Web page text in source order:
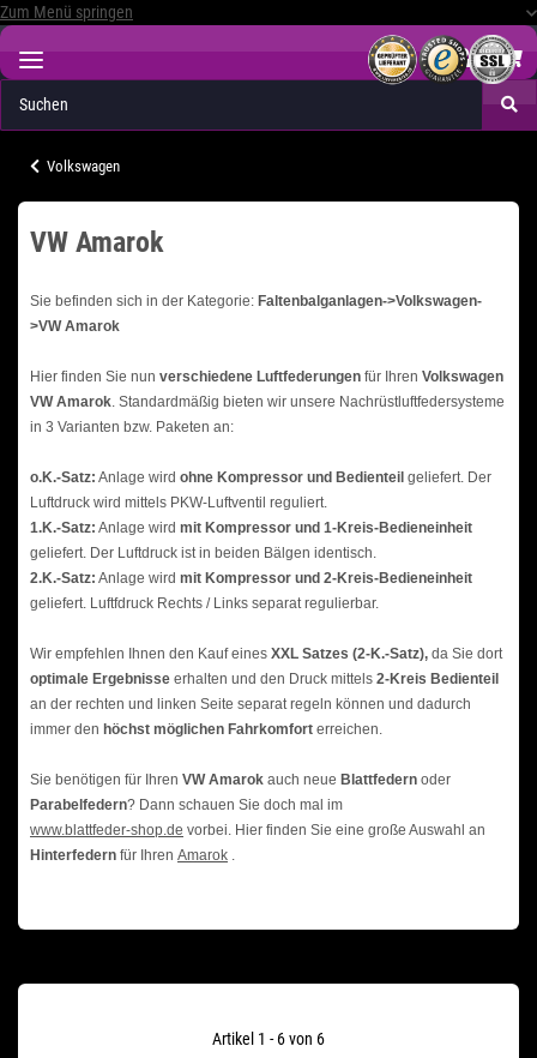
Zum Menü springen
Volkswagen
VW Amarok
Sie befinden sich in der Kategorie: Faltenbalganlagen->Volkswagen-
>VW Amarok
Hier finden Sie nun verschiedene Luftfederungen für Ihren Volkswagen
VW Amarok . Standardmäßig bieten wir unsere Nachrüstluftfedersysteme
in 3 Varianten bzw. Paketen an:
o.K.-Satz: Anlage wird ohne Kompressor und Bedienteil geliefert. Der
Luftdruck wird mittels PKW-Luftventil reguliert.
1.K.-Satz: Anlage wird mit Kompressor und 1-Kreis-Bedieneinheit
geliefert. Der Luftdruck ist in beiden Bälgen identisch.
2.K.-Satz: Anlage wird mit Kompressor und 2-Kreis-Bedieneinheit
geliefert. Luftfdruck Rechts / Links separat regulierbar.
Wir empfehlen Ihnen den Kauf eines XXL Satzes (2-K.-Satz), da Sie dort
optimale Ergebnisse erhalten und den Druck mittels 2-Kreis Bedienteil
an der rechten und linken Seite separat regeln können und dadurch
immer den höchst möglichen Fahrkomfort erreichen.
Sie benötigen für Ihren VW Amarok auch neue Blattfedern oder
Parabelfedern? Dann schauen Sie doch mal im
www.blattfeder-shop.de vorbei. Hier finden Sie eine große Auswahl an
Hinterfedern für Ihren Amarok
Artikel 1 - 6 von 6